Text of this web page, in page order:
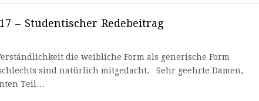
– Studentischer Redebeitrag
die weibliche Form als generische Form
sind natürlich mitgedacht. Sehr geehrte Damen,
Teil…